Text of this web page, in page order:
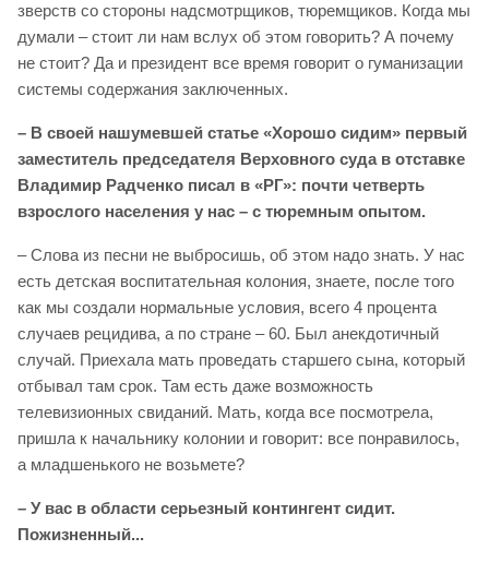
зверств со стороны надсмотрщиков, тюремщиков. Когда мы
думали – стоит ли нам вслух об этом говорить? А почему
не стоит? Да и президент все время говорит о гуманизации
системы содержания заключенных.
– В своей нашумевшей статье «Хорошо сидим» первый
заместитель председателя Верховного суда в отставке
Владимир Радченко писал в «РГ»: почти четверть
взрослого населения у нас – с тюремным опытом.
– Слова из песни не выбросишь, об этом надо знать. У нас
есть детская воспитательная колония, знаете, после того
как мы создали нормальные условия, всего 4 процента
случаев рецидива, а по стране – 60. Был анекдотичный
случай. Приехала мать проведать старшего сына, который
отбывал там срок. Там есть даже возможность
телевизионных свиданий. Мать, когда все посмотрела,
пришла к начальнику колонии и говорит: все понравилось,
а младшенького не возьмете?
– У вас в области серьезный контингент сидит.
Пожизненный...